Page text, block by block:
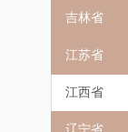
吉林省
江苏省
江西省